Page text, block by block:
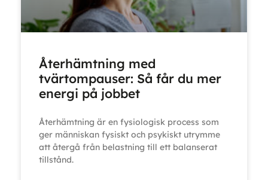
Återhämtning med
tvärtompauser: Så får du mer
energi på jobbet
Återhämtning är en fysiologisk process som
ger människan fysiskt och psykiskt utrymme
att återgå från belastning till ett balanserat
tillstånd.